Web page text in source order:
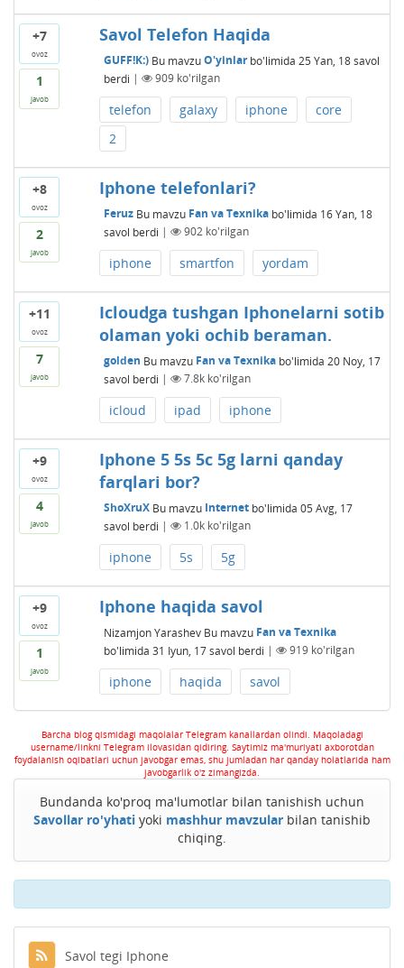
+7
ovoz
1
javob
Savol Telefon Haqida
GUFF!K:) Bu mavzuO'yinlarbo'limida 25 Yan, 18 savol
berdi | 909ko'rilgan
telefon galaxy iphone
core
2
+8
ovoz
2
javob
Iphone telefonlari?
Feruz Bu mavzu Fan va Texnikabo'limida 16 Yan, 18
savol berdi | 902ko'rilgan
iphone smartfon yordam
+11
ovoz
7
javob
Icloudga tushgan Iphonelarni sotib
olaman yoki ochib beraman.
golden Bu mavzu Fan va Texnikabo'limida 20 Noy, 17
savol berdi | 7.8kko'rilgan
icloud ipad iphone
+9
ovoz
4
javob
Iphone 5 5s 5c 5g larni qanday
farqlari bor?
ShoXruX Bu mavzu Internetbo'limida 05 Avg, 17
savol berdi | 1.0kko'rilgan
iphone 5s 5g
+9
ovoz
1
javob
Iphone haqida savol
Nizamjon Yarashev Bu mavzu Fan va Texnika
bo'limida 31 Iyun, 17 savol berdi | 919ko'rilgan
iphone haqida savol
Barcha blog qismidagi maqolalar Telegram kanallardan olindi. Maqoladagi
username/linkni Telegram ilovasidan qidiring. Saytimiz ma'muriyati axborotdan
foydalanish oqibatlari uchun javobgar emas, shu jumladan har qanday holatlarida ham
javobgarlik o'z zimangizda.
Bundanda ko'proq ma'lumotlar bilan tanishish uchun
Savollar ro'yhati yoki mashhur mavzular bilan tanishib
chiqing.
Savol tegi Iphone